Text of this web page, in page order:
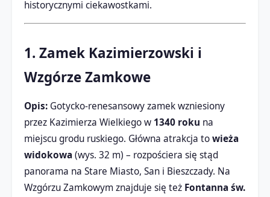
historycznymi ciekawostkami.
1. Zamek Kazimierzowski i
Wzgórze Zamkowe
Opis: Gotycko-renesansowy zamek wzniesiony
przez Kazimierza Wielkiego w 1340 roku na
miejscu grodu ruskiego. Główna atrakcja towieża
widokowa(wys. 32 m) – rozpościera się stąd
panorama na Stare Miasto, San i Bieszczady. Na
Wzgórzu Zamkowym znajduje się też Fontanna św.